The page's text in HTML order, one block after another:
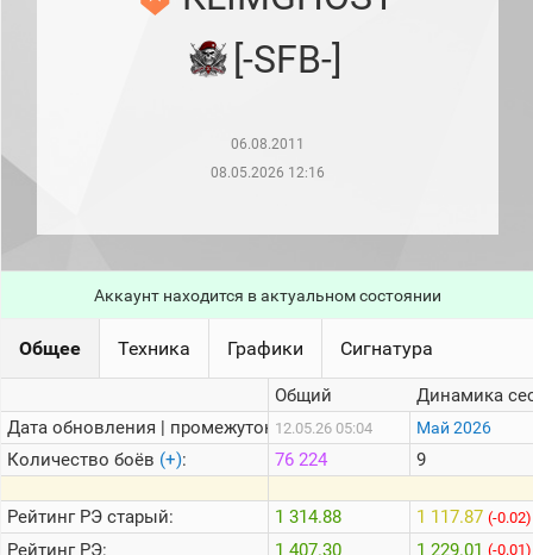
игроков
Статистика
стримеров
Информация
Онлайн
Цветовая
шкала
[-SFB-]
06.08.2011
08.05.2026 12:16
Аккаунт находится в актуальном состоянии
Общее Техника Графики Сигнатура
Дата обновления | промежуток:
Количество боёв (+):
РейтингРЭ старый:
РейтингРЭ:
Общий
12.05.26 05:04
76 224
1 314.88
1 407.30
Динамика
Май 2026
9
1 117.87 (-0.02)
1 229.01 (-0.01)